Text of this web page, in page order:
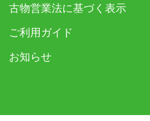
古物営業法に基づく表示
ご利用ガイド
お知らせ